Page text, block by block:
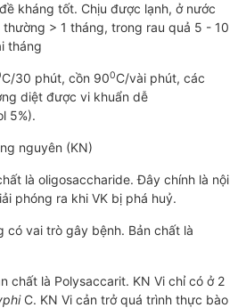
kháng tốt. Chịu đ­ược lạnh, ở nư­ớc
> 1 tháng, trong rau quả 5 - 10
tháng
C/30 phút, cồn 900C/vài phút, các
diệt đư­ợc vi khuẩn dễ
5%).
nguyên (KN)
là oligosaccharide. Đây chính là nội
phóng ra khi VK bị phá huỷ.
có vai trò gây bệnh. Bản chất là
chất là Polysaccarit. KN Vi chỉ có ở 2
C. KN Vi cản trở quá trình thực bào